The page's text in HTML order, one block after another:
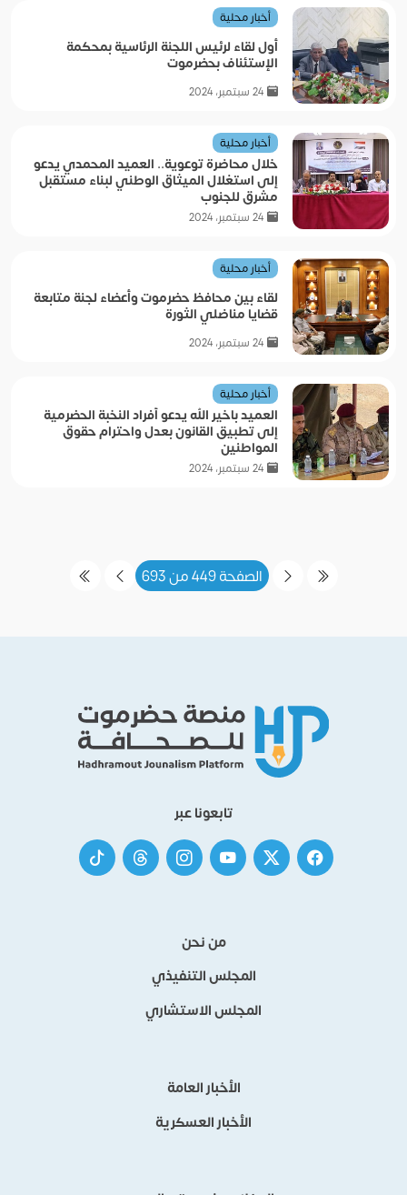
أخبار محلية
أول لقاء لرئيس اللجنة الرئاسية بمحكمة
الإستئناف بحضرموت
24 سبتمبر، 2024
أخبار محلية
خلال محاضرة توعوية.. العميد المحمدي يدعو
إلى استغلال الميثاق الوطني لبناء مستقبل
مشرق للجنوب
24 سبتمبر، 2024
أخبار محلية
لقاء بين محافظ حضرموت وأعضاء لجنة متابعة
قضايا مناضلي الثورة
24 سبتمبر، 2024
أخبار محلية
العميد باخير الله يدعو أفراد النخبة الحضرمية
إلى تطبيق القانون بعدل واحترام حقوق
المواطنين
24 سبتمبر، 2024
الصفحة 449 من 693
تابعونا عبر
من نحن
المجلس التنفيذي
المجلس الاستشاري
الأخبار العامة
الأخبار العسكرية